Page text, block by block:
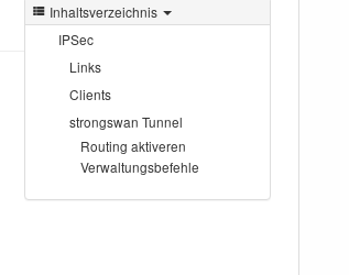
Inhaltsverzeichnis
IPSec
Links
Clients
strongswan Tunnel
Routing aktiveren
Verwaltungsbefehle